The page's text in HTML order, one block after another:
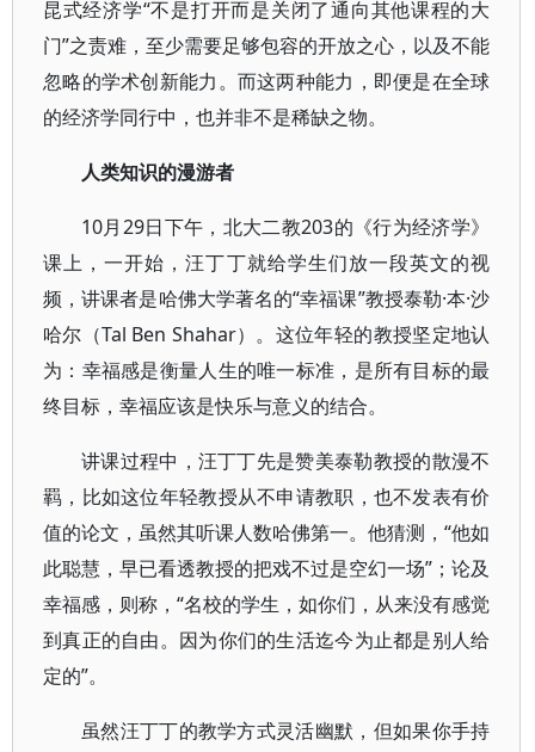
昆式经济学“不是打开而是关闭了通向其他课程的大
门”之责难，至少需要足够包容的开放之心，以及不能
忽略的学术创新能力。而这两种能力，即便是在全球
的经济学同行中，也并非不是稀缺之物。
人类知识的漫游者
10月29日下午，北大二教203的《行为经济学》
课上，一开始，汪丁丁就给学生们放一段英文的视
频，讲课者是哈佛大学著名的“幸福课”教授泰勒·本·沙
哈尔（Tal Ben Shahar）。这位年轻的教授坚定地认
为：幸福感是衡量人生的唯一标准，是所有目标的最
终目标，幸福应该是快乐与意义的结合。
讲课过程中，汪丁丁先是赞美泰勒教授的散漫不
羁，比如这位年轻教授从不申请教职，也不发表有价
值的论文，虽然其听课人数哈佛第一。他猜测，“他如
此聪慧，早已看透教授的把戏不过是空幻一场”；论及
幸福感，则称，“名校的学生，如你们，从来没有感觉
到真正的自由。因为你们的生活迄今为止都是别人给
定的”。
虽然汪丁丁的教学方式灵活幽默，但如果你手持